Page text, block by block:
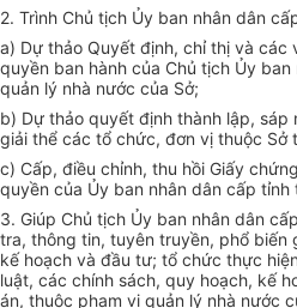
2. Trình Chủ tịch Ủy ban nhân dân
a) Dự thảo Quyết định, chỉ thị và các
quyền ban hành của Chủ tịch Ủy
quản lý nhà nước của Sở;
b) Dự thảo quyết định thành lập, sáp
giải thể các tổ chức, đơn vị thuộc Sở
c) Cấp, điều chỉnh, thu hồi Giấy
quyền của Ủy ban nhân dân cấp tỉnh
3. Giúp Chủ tịch Ủy ban nhân dân
tra, thông tin, tuyên truyền, phổ
kế hoạch và đầu tư; tổ chức thực
luật, các chính sách, quy hoạch, kế
án, thuộc phạm vi quản lý nhà nước